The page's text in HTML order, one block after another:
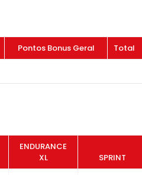
Pontos Bonus Geral Total
ENDURANCE
XL
SPRINT